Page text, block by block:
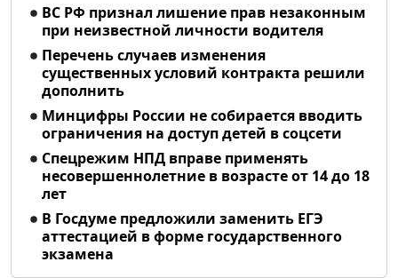
ВС РФ признал лишение прав незаконным
при неизвестной личности водителя
Перечень случаев изменения
существенных условий контракта решили
дополнить
Минцифры России не собирается вводить
ограничения на доступ детей в соцсети
Спецрежим НПД вправе применять
несовершеннолетние в возрасте от 14 до 18
лет
В Госдуме предложили заменить ЕГЭ
аттестацией в форме государственного
экзамена